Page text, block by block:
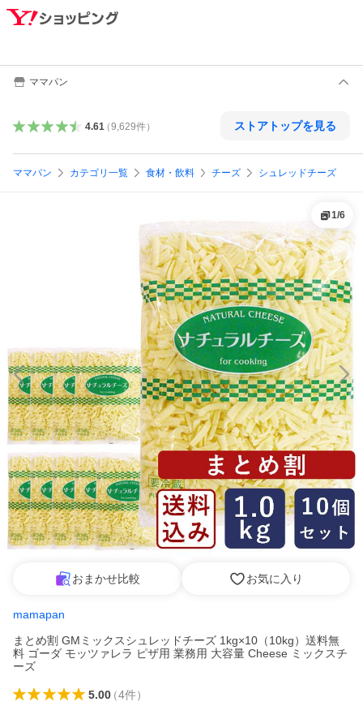
ママパン
4.61（9,629件） ストアトップを見る
ママパン カテゴリ一覧 食材・飲料 チーズ シュレッドチーズ
1/6
おまかせ比較 お気に入り
mamapan
まとめ割 GMミックスシュレッドチーズ 1kg×10（10kg）送料無
料 ゴーダ モッツァレラ ピザ用 業務用 大容量 Cheese ミックスチ
ーズ
5.00（4件）